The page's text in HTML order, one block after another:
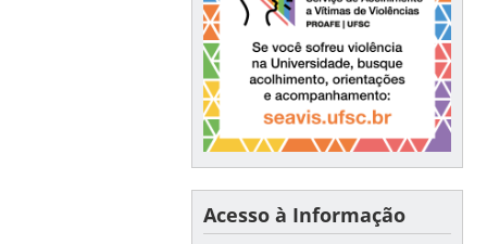
Acesso à Informação